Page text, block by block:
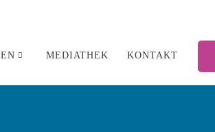
MEDIATHEK KONTAKT